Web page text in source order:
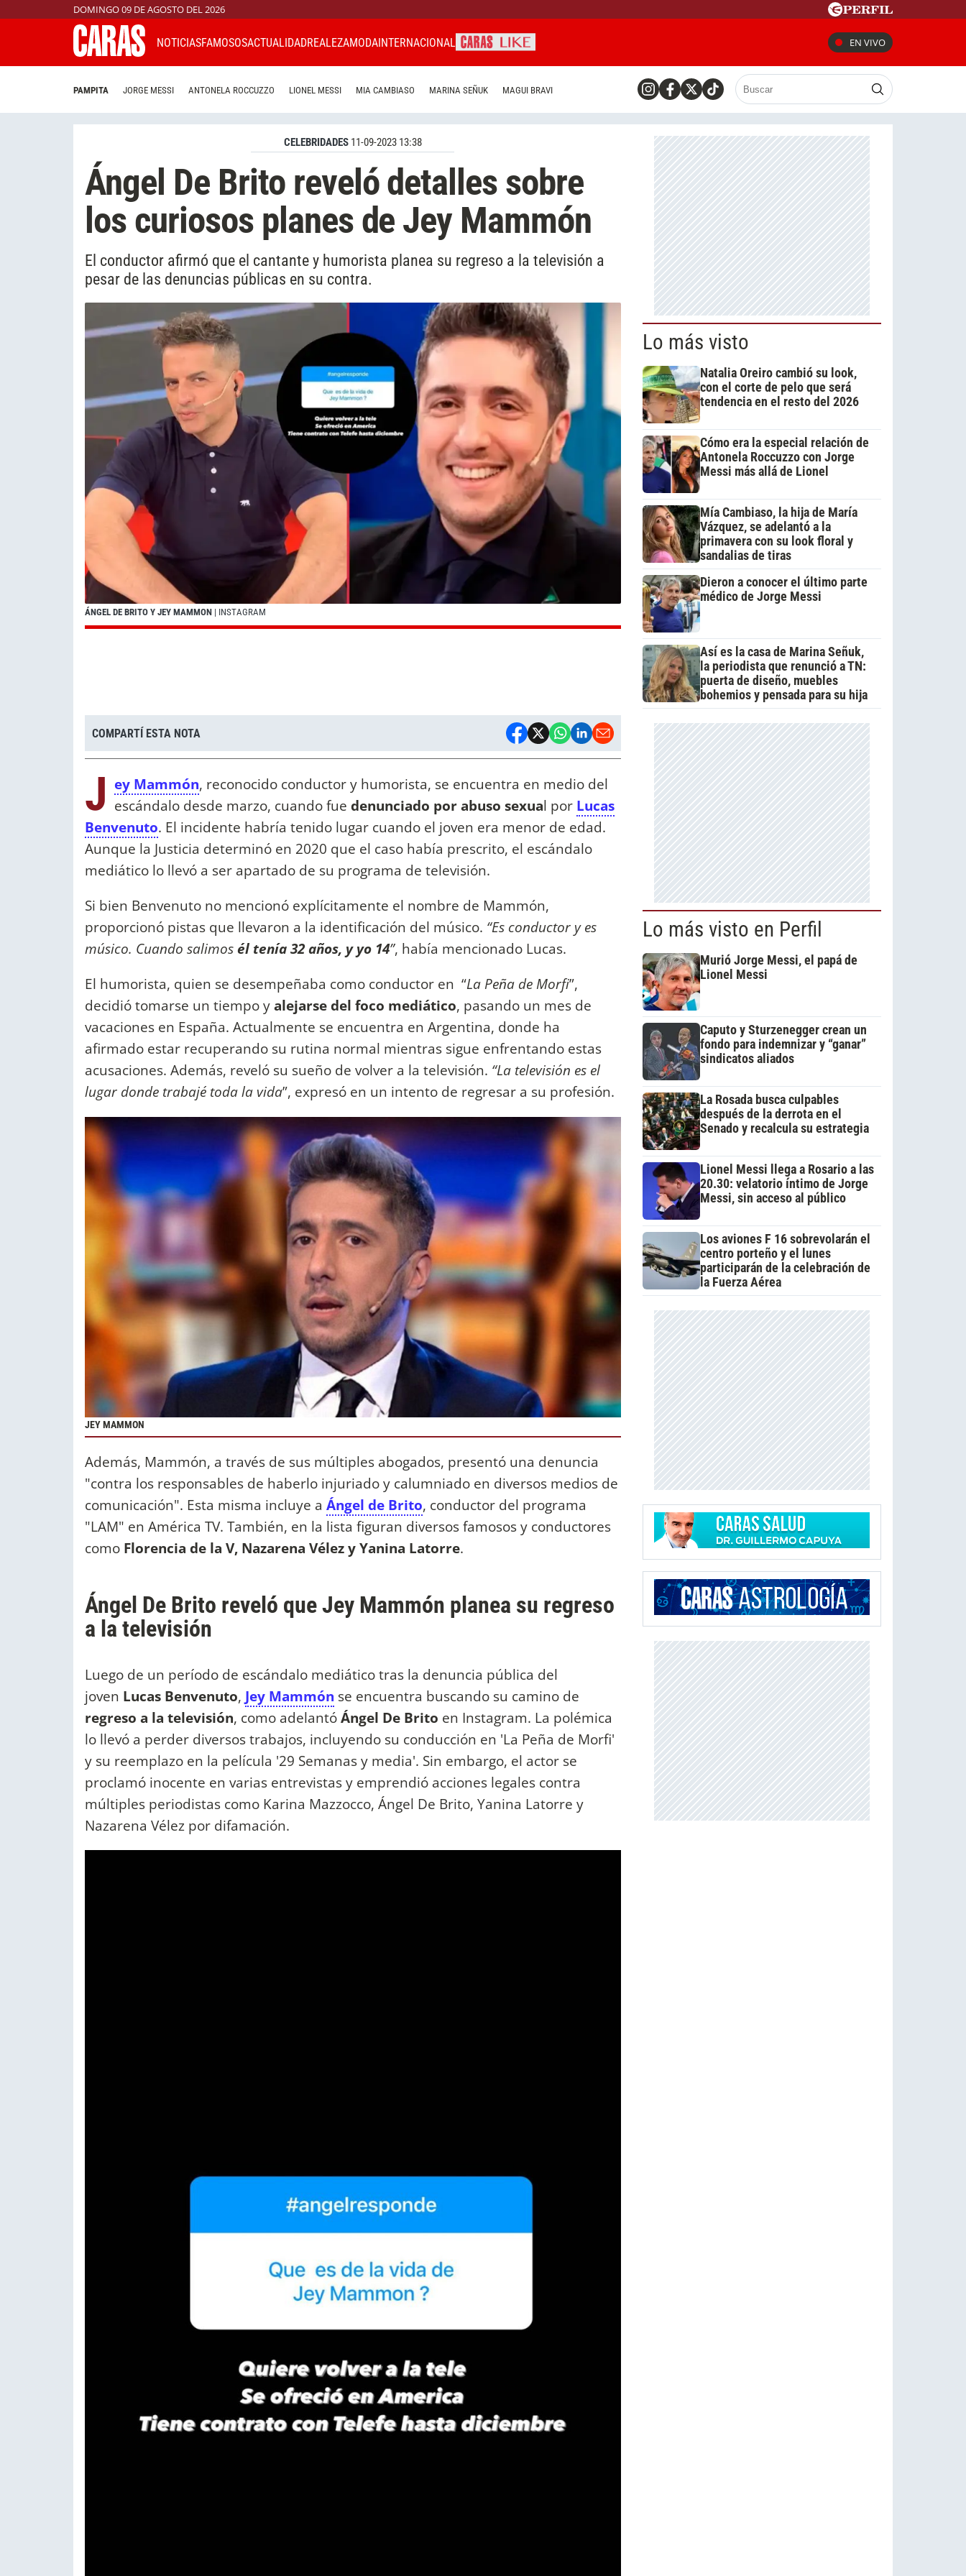
DOMINGO 09 DE AGOSTO DEL 2026
NOTICIASFAMOSOSACTUALIDADREALEZAMODAINTERNACIONAL EN VIVO
PAMPITA JORGE MESSI ANTONELA ROCCUZZO LIONEL MESSI MIA CAMBIASO MARINA SEÑUK MAGUI BRAVI
CELEBRIDADES 11-09-2023 13:38
Ángel De Brito reveló detalles sobre
los curiosos planes de Jey Mammón
El conductor afirmó que el cantante y humorista planea su regreso a la televisión a
pesar de las denuncias públicas en su contra.
ÁNGEL DE BRITO Y JEY MAMMON | INSTAGRAM
COMPARTÍ ESTA NOTA
J ey Mammón, reconocido conductor y humorista, se encuentra en medio del
escándalo desde marzo, cuando fue denunciado por abuso sexual por Lucas
Benvenuto. El incidente habría tenido lugar cuando el joven era menor de edad.
Aunque la Justicia determinó en 2020 que el caso había prescrito, el escándalo
mediático lo llevó a ser apartado de su programa de televisión.
Si bien Benvenuto no mencionó explícitamente el nombre de Mammón,
proporcionó pistas que llevaron a la identificación del músico. “Es conductor y es
músico. Cuando salimosél tenía 32 años, y yo 14”, había mencionado Lucas.
El humorista, quien se desempeñaba como conductor en “La Peña de Morfi”,
decidió tomarse un tiempo yalejarse del foco mediático, pasando un mes de
vacaciones en España. Actualmente se encuentra en Argentina, donde ha
afirmado estar recuperando su rutina normal mientras sigue enfrentando estas
acusaciones. Además, reveló su sueño de volver a la televisión. “La televisión es el
lugar donde trabajé toda la vida”, expresó en un intento de regresar a su profesión.
JEY MAMMON
Además, Mammón, a través de sus múltiples abogados, presentó una denuncia
"contra los responsables de haberlo injuriado y calumniado en diversos medios de
comunicación". Esta misma incluye a Ángel de Brito, conductor del programa
"LAM" en América TV. También, en la lista figuran diversos famosos y conductores
como Florencia de la V, Nazarena Vélez y Yanina Latorre.
Ángel De Brito reveló que Jey Mammón planea su regreso
a la televisión
Luego de un período de escándalo mediático tras la denuncia pública del
joven Lucas Benvenuto, Jey Mammón se encuentra buscando su camino de
regreso a la televisión, como adelantóÁngel De Brito en Instagram. La polémica
lo llevó a perder diversos trabajos, incluyendo su conducción en 'La Peña de Morfi'
y su reemplazo en la película '29 Semanas y media'. Sin embargo, el actor se
proclamó inocente en varias entrevistas y emprendió acciones legales contra
múltiples periodistas como Karina Mazzocco, Ángel De Brito, Yanina Latorre y
Nazarena Vélez por difamación.
Lo más visto
Natalia Oreiro cambió su look,
con el corte de pelo que será
tendencia en el resto del 2026
Cómo era la especial relación de
Antonela Roccuzzo con Jorge
Messi más allá de Lionel
Mía Cambiaso, la hija de María
Vázquez, se adelantó a la
primavera con su look floral y
sandalias de tiras
Dieron a conocer el último parte
médico de Jorge Messi
Así es la casa de Marina Señuk,
la periodista que renunció a TN:
puerta de diseño, muebles
bohemios y pensada para su hija
Lo más visto en Perfil
Murió Jorge Messi, el papá de
Lionel Messi
Caputo y Sturzenegger crean un
fondo para indemnizar y “ganar”
sindicatos aliados
La Rosada busca culpables
después de la derrota en el
Senado y recalcula su estrategia
Lionel Messi llega a Rosario a las
20.30: velatorio íntimo de Jorge
Messi, sin acceso al público
Los aviones F 16 sobrevolarán el
centro porteño y el lunes
participarán de la celebración de
la Fuerza Aérea